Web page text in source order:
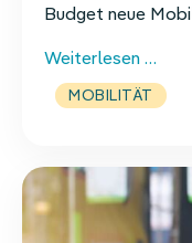
Budget neue
Weiterlesen …
des
MOBILITÄT